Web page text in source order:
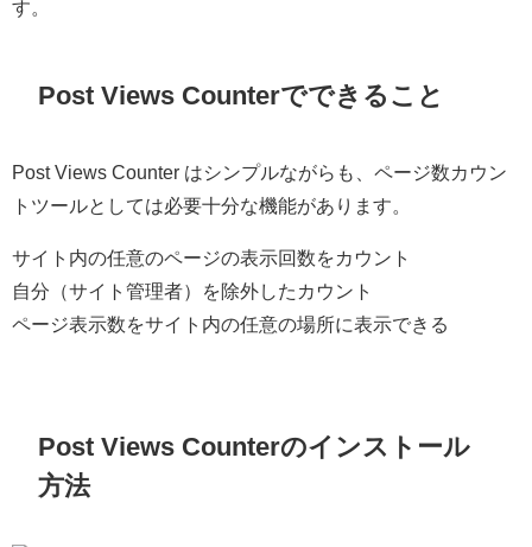
す。
Post Views Counterでできること
Post Views Counter はシンプルながらも、ページ数カウン
トツールとしては必要十分な機能があります。
サイト内の任意のページの表示回数をカウント
自分（サイト管理者）を除外したカウント
ページ表示数をサイト内の任意の場所に表示できる
Post Views Counterのインストール
方法